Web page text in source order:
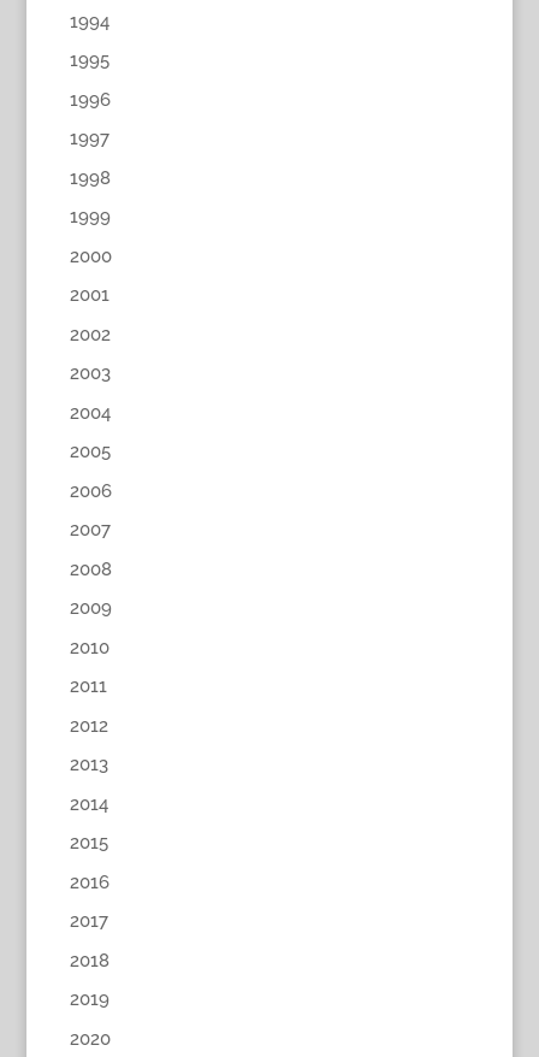
1994
1995
1996
1997
1998
1999
2000
2001
2002
2003
2004
2005
2006
2007
2008
2009
2010
2011
2012
2013
2014
2015
2016
2017
2018
2019
2020